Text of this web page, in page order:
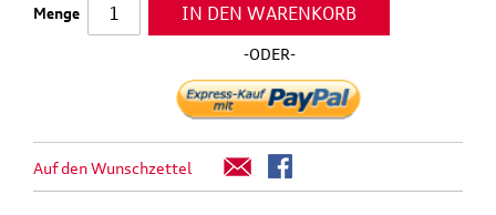
Menge IN DEN WARENKORB
-ODER-
Auf den Wunschzettel